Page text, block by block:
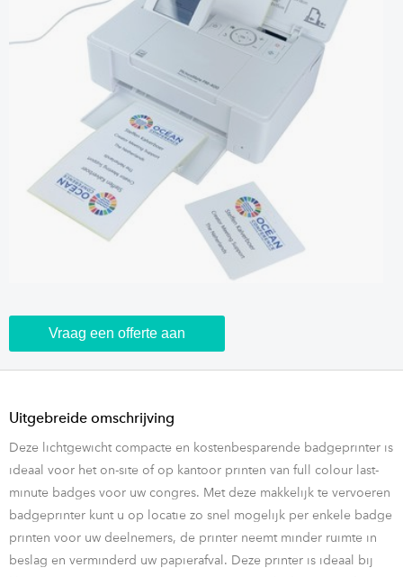
Vraag een offerte aan
Uitgebreide omschrijving
Deze lichtgewicht compacte en kostenbesparende badgeprinter is
ideaal voor het on-site of op kantoor printen van full colour last-
minute badges voor uw congres. Met deze makkelijk te vervoeren
badgeprinter kunt u op locatie zo snel mogelijk per enkele badge
printen voor uw deelnemers, de printer neemt minder ruimte in
beslag en verminderd uw papierafval. Deze printer is ideaal bij